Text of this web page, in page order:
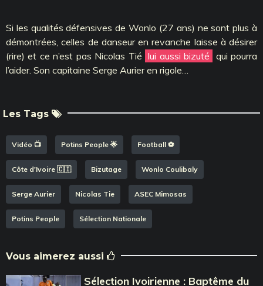
Si les qualités défensives de Wonlo (27 ans) ne sont plus à
démontrées, celles de danseur en revanche laisse à désirer
(rire) et ce n’est pas Nicolas Tié lui aussi bizuté qui pourra
l’aider. Son capitaine Serge Aurier en rigole…
Les Tags
Vidéo 📺 Potins People 🌟 Football ⚽️
Côte d'Ivoire 🇨🇮 Bizutage Wonlo Coulibaly
Serge Aurier Nicolas Tie ASEC Mimosas
Potins People Sélection Nationale
Vous aimerez aussi
Sélection Ivoirienne : Baptême du